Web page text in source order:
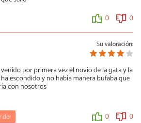
0 0
Su valoración:
por primera vez el novio de la gata y la
escondido y no había manera bufaba que
con nosotros
0 0